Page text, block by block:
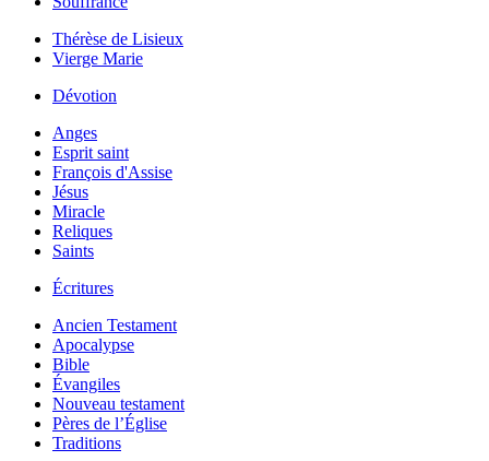
Thérèse de Lisieux
Vierge Marie
Dévotion
Anges
Esprit saint
François d'Assise
Jésus
Miracle
Reliques
Saints
Écritures
Ancien Testament
Apocalypse
Bible
Évangiles
Nouveau testament
Pères de l’Église
Traditions